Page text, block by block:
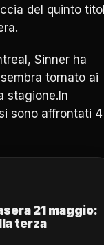
del quinto
Sinner ha
tornato ai
stagione.In
sono affrontati 4
21 maggio:
terza